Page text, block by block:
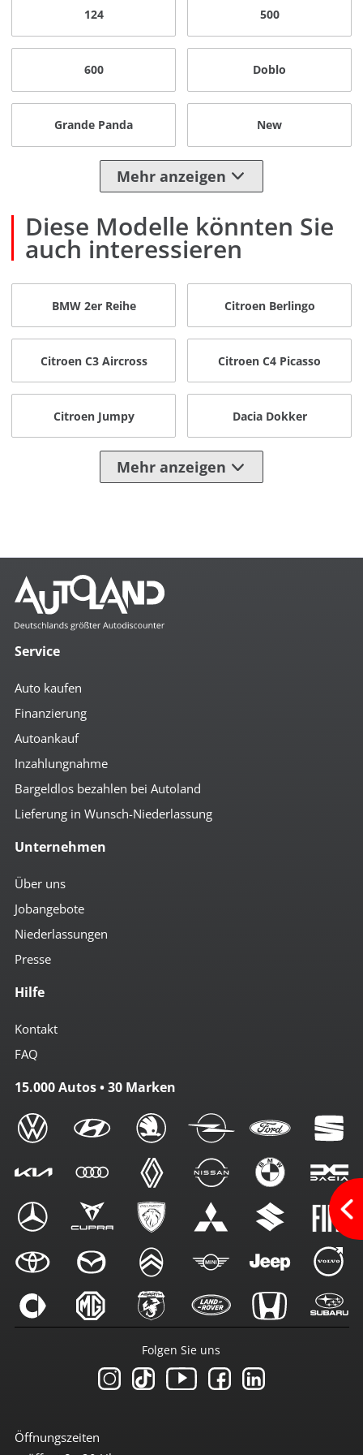
124 500
600 Doblo
Grande Panda New
Mehr anzeigen
Diese Modelle könnten Sie
auch interessieren
BMW 2er Reihe Citroen Berlingo
Citroen C3 Aircross Citroen C4 Picasso
Citroen Jumpy Dacia Dokker
Mehr anzeigen
Service
Auto kaufen
Finanzierung
Autoankauf
Inzahlungnahme
Bargeldlos bezahlen bei Autoland
Lieferung in Wunsch-Niederlassung
Unternehmen
Über uns
Jobangebote
Niederlassungen
Presse
Hilfe
Kontakt
FAQ
15.000 Autos • 30 Marken
Öffnungszeiten
Folgen Sie uns